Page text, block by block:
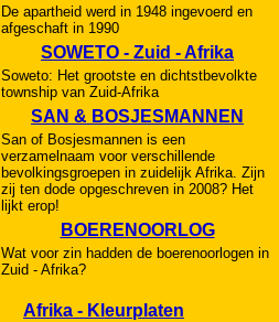
De apartheid werd in 1948 ingevoerd en
afgeschaft in 1990
SOWETO - Zuid - Afrika
Soweto: Het grootste en dichtstbevolkte
township van Zuid-Afrika
SAN & BOSJESMANNEN
San of Bosjesmannen is een
verzamelnaam voor verschillende
bevolkingsgroepen in zuidelijk Afrika. Zijn
zij ten dode opgeschreven in 2008? Het
lijkt erop!
BOERENOORLOG
Wat voor zin hadden de boerenoorlogen in
Zuid - Afrika?
Afrika - Kleurplaten